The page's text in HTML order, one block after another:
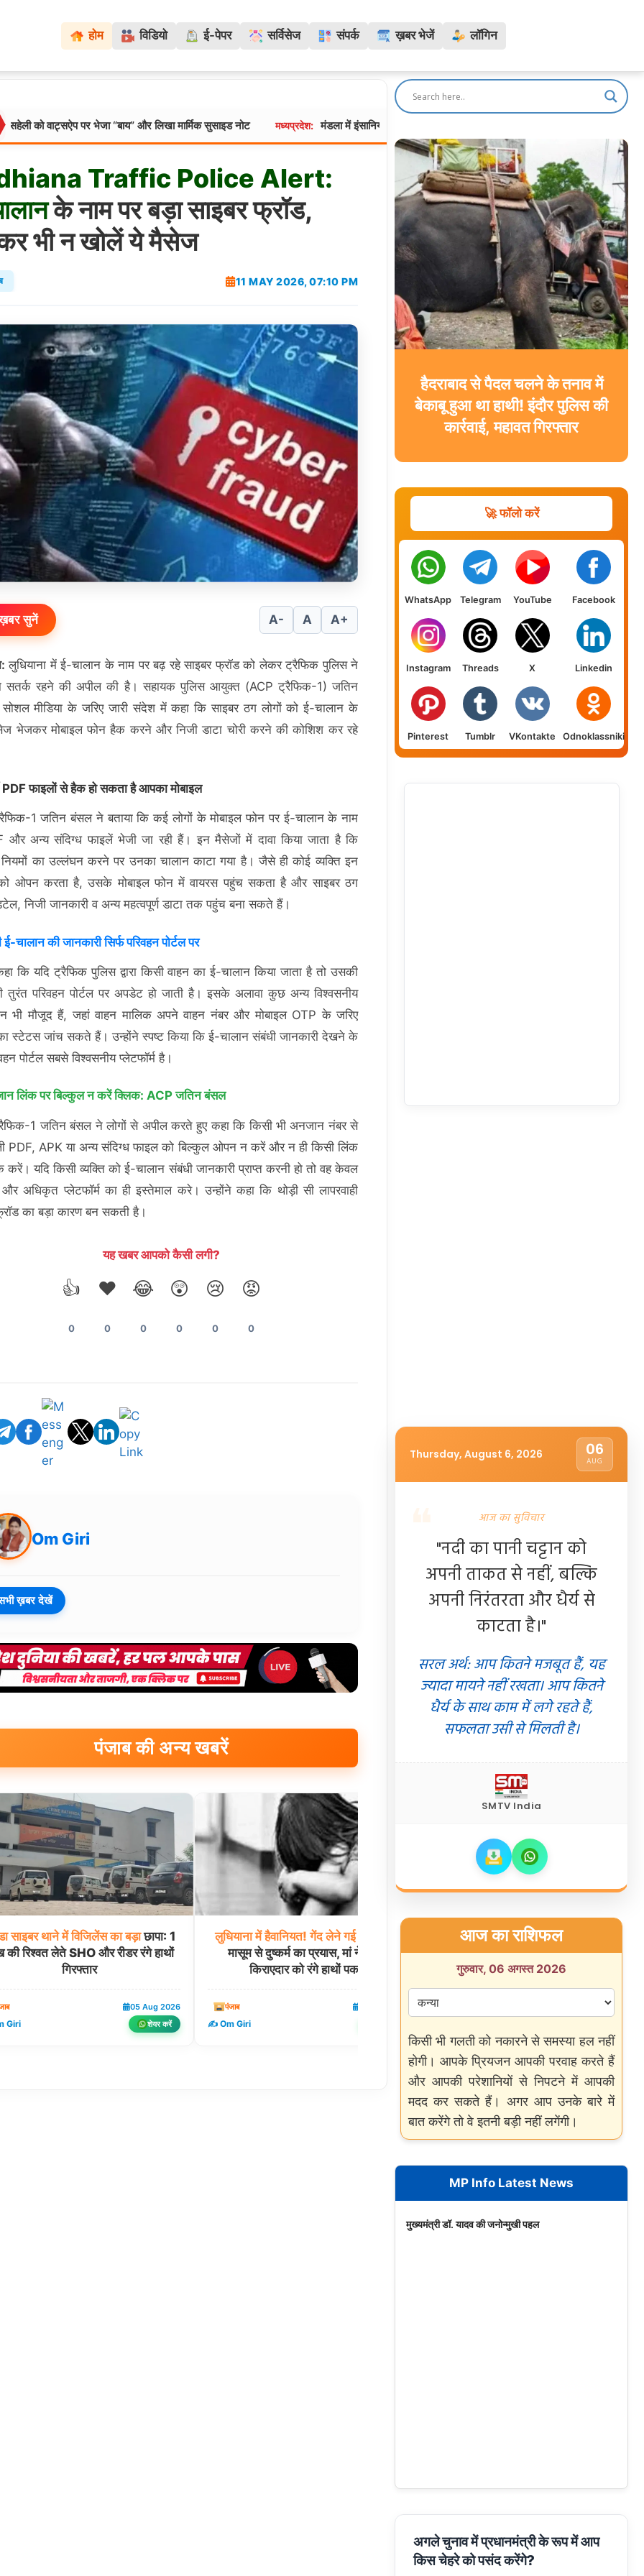
होम विडियो ई-पेपर सर्विसेज संपर्क ख़बर भेजें लॉगिन
भेजा “बाय” और लिखा मार्मिक सुसाइड नोट मध्यप्रदेश: मंडला में इंसानियत की दर्दनाक मिसाल: पालतू मुर्गे को बचाने 30 फीट गहरे कुएं में उतरे बुजुर्ग, डूबने से मौत
Traffic Police Alert:
के नाम पर बड़ा साइबर फ्रॉड,
भी न खोलें ये मैसेज
11 MAY 2026, 07:10 PM
सुनें A- A A+
लुधियाना में ई-चालान के नाम पर बढ़ रहे साइबर फ्रॉड को लेकर ट्रैफिक पुलिस ने
सतर्क रहने की अपील की है। सहायक पुलिस आयुक्त (ACP ट्रैफिक-1) जतिन
मीडिया के जरिए जारी संदेश में कहा कि साइबर ठग लोगों को ई-चालान के
भेजकर मोबाइल फोन हैक करने और निजी डाटा चोरी करने की कोशिश कर रहे
PDF फाइलों से हैक हो सकता है आपका मोबाइल
1 जतिन बंसल ने बताया कि कई लोगों के मोबाइल फोन पर ई-चालान के नाम
और अन्य संदिग्ध फाइलें भेजी जा रही हैं। इन मैसेजों में दावा किया जाता है कि
का उल्लंघन करने पर उनका चालान काटा गया है। जैसे ही कोई व्यक्ति इन
ओपन करता है, उसके मोबाइल फोन में वायरस पहुंच सकता है और साइबर ठग
निजी जानकारी व अन्य महत्वपूर्ण डाटा तक पहुंच बना सकते हैं।
चालान की जानकारी सिर्फ परिवहन पोर्टल पर
कि यदि ट्रैफिक पुलिस द्वारा किसी वाहन का ई-चालान किया जाता है तो उसकी
तुरंत परिवहन पोर्टल पर अपडेट हो जाती है। इसके अलावा कुछ अन्य विश्वसनीय
भी मौजूद हैं, जहां वाहन मालिक अपने वाहन नंबर और मोबाइल OTP के जरिए
स्टेटस जांच सकते हैं। उन्होंने स्पष्ट किया कि ई-चालान संबंधी जानकारी देखने के
पोर्टल सबसे विश्वसनीय प्लेटफॉर्म है।
लिंक पर बिल्कुल न करें क्लिक: ACP जतिन बंसल
1 जतिन बंसल ने लोगों से अपील करते हुए कहा कि किसी भी अनजान नंबर से
PDF, APK या अन्य संदिग्ध फाइल को बिल्कुल ओपन न करें और न ही किसी लिंक
करें। यदि किसी व्यक्ति को ई-चालान संबंधी जानकारी प्राप्त करनी हो तो वह केवल
और अधिकृत प्लेटफॉर्म का ही इस्तेमाल करे। उन्होंने कहा कि थोड़ी सी लापरवाही
का बड़ा कारण बन सकती है।
यह खबर आपको कैसी लगी?
👍
0
❤️
0
😂
0
😲
0
😢
0
😡
0
Om Giri
ख़बर देखें
पंजाब की अन्य खबरें
साइबर थाने में विजिलेंस का बड़ाछापा: 1
की रिश्वत लेते SHO और रीडर रंगे हाथों
गिरफ्तार
05 Aug 2026
Giri शेयर करें
लुधियाना में हैवानियत! गेंद लेने गई
मासूम से दुष्कर्म का प्रयास, मां ने पड़ोसी
किराएदार को रंगे हाथों पकड़ा
पंजाब
✍️ Om Giri
लुधियाना: बादशाह टूरिस्ट बस
गुरसेवकसिंह के साथ दर्दनाक हादसा, पुलिस ने
आरोपी चालक पर दर्ज किया केस
05 Aug 2026
हैदराबाद से पैदल चलने के तनाव में
बेकाबू हुआ था हाथी! इंदौर पुलिस की
कार्रवाई, महावत गिरफ्तार
🚀 फॉलो करें
WhatsApp Telegram YouTube Facebook
Instagram Threads X Linkedin
Pinterest Tumblr VKontakte Odnoklassniki
Thursday, August 6, 2026 06
AUG
आज का सुविचार
"नदी का पानी चट्टान को
अपनी ताकत से नहीं, बल्कि
अपनी निरंतरता और धैर्य से
काटता है।"
सरल अर्थ: आप कितने मजबूत हैं, यह
ज्यादा मायने नहीं रखता। आप कितने
धैर्य के साथ काम में लगे रहते हैं,
सफलता उसी से मिलती है।
SMTV India
आज का राशिफल
गुरुवार, 06 अगस्त 2026
किसी भी गलती को नकारने से समस्या हल नहीं
होगी। आपके प्रियजन आपकी परवाह करते हैं
और आपकी परेशानियों से निपटने में आपकी
मदद कर सकते हैं। अगर आप उनके बारे में
बात करेंगे तो वे इतनी बड़ी नहीं लगेंगी।
MP Info Latest News
मुख्यमंत्री डॉ. यादव की जनोन्मुखी पहल
अगले चुनाव में प्रधानमंत्री के रूप में आप
किस चेहरे को पसंद करेंगे?